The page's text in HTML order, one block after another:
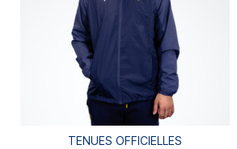
TENUES OFFICIELLES